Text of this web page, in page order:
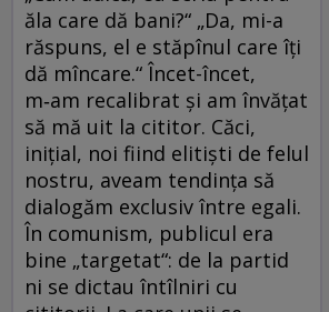
ăla care dă bani?“ „Da, mi-a
răspuns, el e stăpînul care îți
dă mîncare.“ Încet-încet,
m‑am recalibrat și am învățat
să mă uit la cititor. Căci,
inițial, noi fiind elitiști de felul
nostru, aveam tendința să
dialogăm exclusiv între egali.
În comunism, publicul era
bine „targetat“: de la partid
ni se dictau întîlniri cu